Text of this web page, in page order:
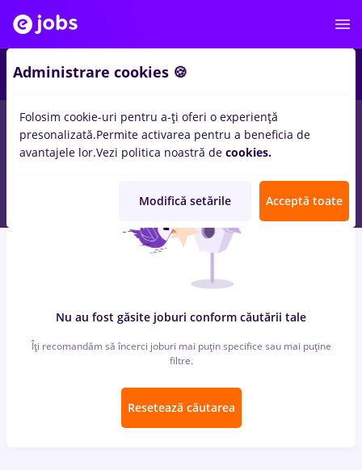
locuri de muncacu salarii 3ds max, Part timein
pentruFara experientainMedicina / Sanatate
Nu au fost găsite joburi conform căutării tale
Îți recomandăm să încerci joburi mai puțin specifice sau mai puține
filtre.
Resetează căutarea
Administrare cookies 🍪
Folosim cookie-uri pentru a-ți oferi o experiență
presonalizată.Permite activarea pentru a beneficia de
avantajele lor.Vezi politica noastră de cookies.
Modifică setările Acceptă toate